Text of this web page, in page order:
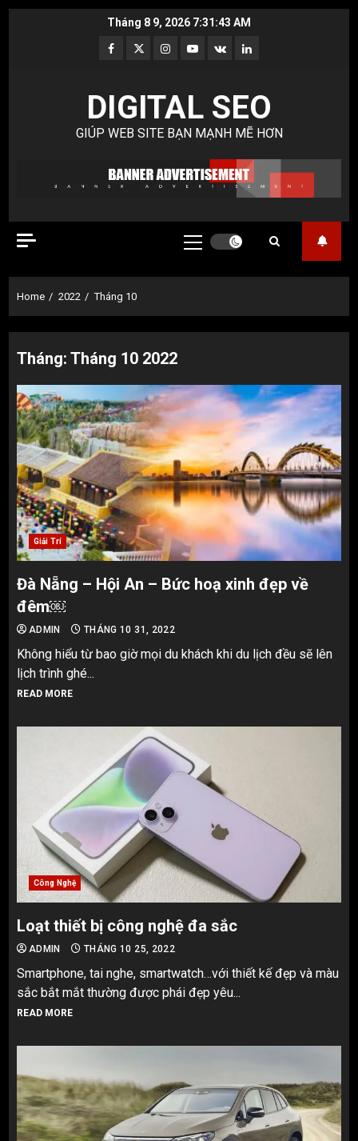
Tháng 8 9, 2026 7:31:44 AM
Facebook
TwitterInstagram
Youtube
VK LinkedIn
DIGITAL SEO
GIÚP WEB SITE BẠN MẠNH MẼ HƠN
Primary
Home 2022 Tháng 10
Tháng: Tháng 10 2022
Giải Trí
Đà Nẵng – Hội An – Bức hoạ xinh đẹp về
đêm￼
ADMIN THÁNG 10 31, 2022
Không hiểu từ bao giờ mọi du khách khi du lịch đều sẽ lên
lịch trình ghé...
READ MORE
Công Nghệ
Loạt thiết bị công nghệ đa sắc
ADMIN THÁNG 10 25, 2022
Smartphone, tai nghe, smartwatch…với thiết kế đẹp và màu
sắc bắt mắt thường được phái đẹp yêu...
READ MORE